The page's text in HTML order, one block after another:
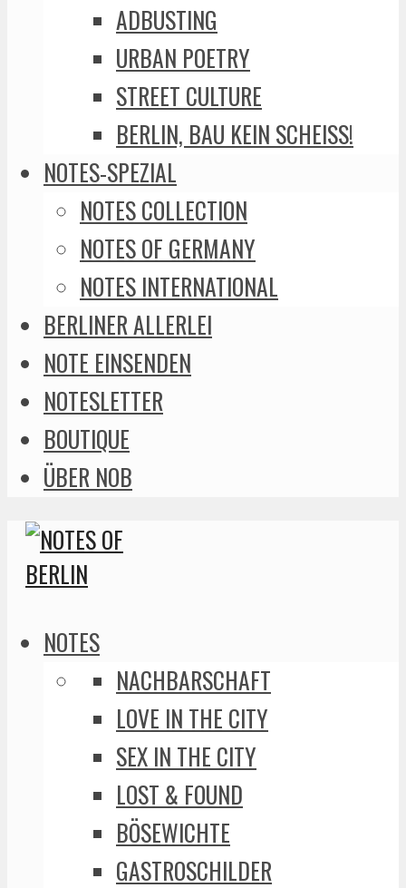
ADBUSTING
URBAN POETRY
STREET CULTURE
BERLIN, BAU KEIN SCHEISS!
NOTES-SPEZIAL
NOTES COLLECTION
NOTES OF GERMANY
NOTES INTERNATIONAL
BERLINER ALLERLEI
NOTE EINSENDEN
NOTESLETTER
BOUTIQUE
ÜBER NOB
NOTES
NACHBARSCHAFT
LOVE IN THE CITY
SEX IN THE CITY
LOST & FOUND
BÖSEWICHTE
GASTROSCHILDER